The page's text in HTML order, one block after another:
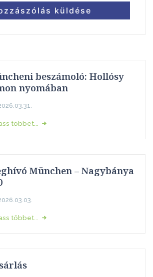
beszámoló: Hollósy
nyomában
többet...
München – Nagybánya
többet...